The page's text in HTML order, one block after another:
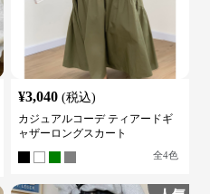
¥3,040 (税込)
カジュアルコーデ ティアードギ
ャザーロングスカート
全4色